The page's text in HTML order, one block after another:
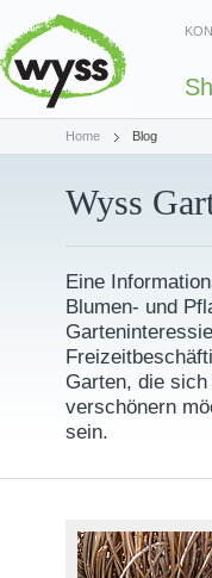
Home Blog
Wyss
Eine
Blumen- und
Garten, die
verschönern
sein.